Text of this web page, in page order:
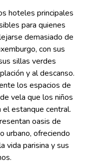
hoteles principales
para quienes
demasiado de
con sus
sillas verdes
y al descanso.
los espacios de
vela que los niños
el estanque central.
oasis de
urbano, ofreciendo
vida parisina y sus